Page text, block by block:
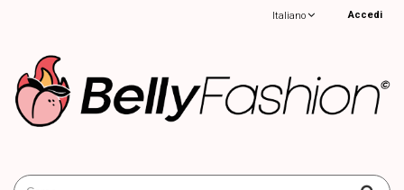
Accedi
Italiano